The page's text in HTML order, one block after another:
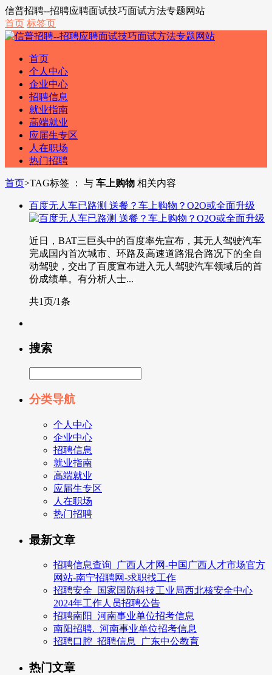
信普招聘--招聘应聘面试技巧面试方法专题网站
首页 标签页
首页
个人中心
企业中心
招聘信息
就业指南
高端就业
应届生专区
人在职场
热门招聘
首页>TAG标签 ： 与 车上购物 相关内容
百度无人车已路测 送餐？车上购物？O2O或全面升级
近日，BAT三巨头中的百度率先宣布，其无人驾驶汽车
完成国内首次城市、环路及高速道路混合路况下的全自
动驾驶，交出了百度宣布进入无人驾驶汽车领域后的首
份成绩单。有分析人士...
共1页/1条
搜索
分类导航
个人中心
企业中心
招聘信息
就业指南
高端就业
应届生专区
人在职场
热门招聘
最新文章
招聘信息查询_广西人才网-中国广西人才市场官方
网站-南宁招聘网-求职找工作
招聘安全_国家国防科技工业局西北核安全中心
2024年工作人员招聘公告
招聘南阳_河南事业单位招考信息
南阳招聘._河南事业单位招考信息
招聘口腔_招聘信息_广东中公教育
热门文章